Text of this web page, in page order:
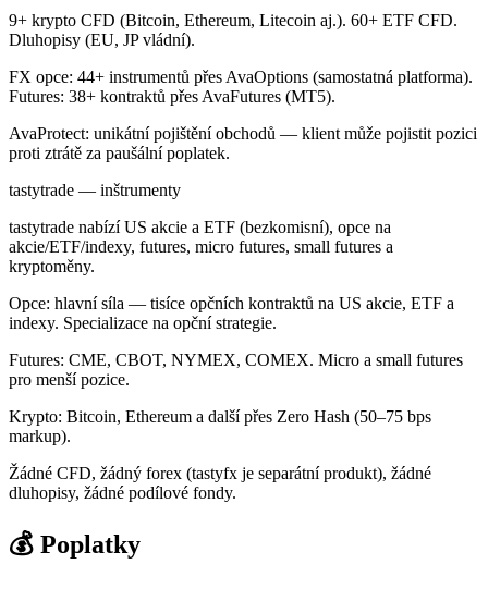
9+ krypto CFD (Bitcoin, Ethereum, Litecoin aj.). 60+ ETF CFD.
Dluhopisy (EU, JP vládní).
FX opce: 44+ instrumentů přes AvaOptions (samostatná platforma).
Futures: 38+ kontraktů přes AvaFutures (MT5).
AvaProtect: unikátní pojištění obchodů — klient může pojistit pozici
proti ztrátě za paušální poplatek.
tastytrade — inštrumenty
tastytrade nabízí US akcie a ETF (bezkomisní), opce na
akcie/ETF/indexy, futures, micro futures, small futures a
kryptoměny.
Opce: hlavní síla — tisíce opčních kontraktů na US akcie, ETF a
indexy. Specializace na opční strategie.
Futures: CME, CBOT, NYMEX, COMEX. Micro a small futures
pro menší pozice.
Krypto: Bitcoin, Ethereum a další přes Zero Hash (50–75 bps
markup).
Žádné CFD, žádný forex (tastyfx je separátní produkt), žádné
dluhopisy, žádné podílové fondy.
💰 Poplatky